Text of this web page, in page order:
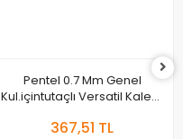
Pentel 0.7 Mm Genel
Kul.içintutaçlı Versatil Kalem
367,51 TL